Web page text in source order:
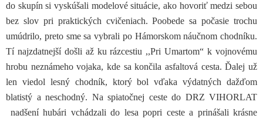
do skupín si vyskúšali modelové situácie, ako hovoriť medzi sebou
bez slov pri praktických cvičeniach. Poobede sa počasie trochu
umúdrilo, preto sme sa vybrali po Hámorskom náučnom chodníku.
Tí najzdatnejší došli až ku rázcestiu ,,Pri Umartom“ k vojnovému
hrobu neznámeho vojaka, kde sa končila asfaltová cesta. Ďalej už
len viedol lesný chodník, ktorý bol vďaka výdatných dažďom
blatistý a neschodný. Na spiatočnej ceste do DRZ VIHORLAT
nadšení hubári vchádzali do lesa popri ceste a prinášali krásne